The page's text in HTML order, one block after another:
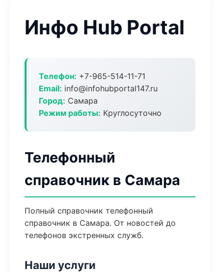
Инфо Hub Portal
Телефон: +7-965-514-11-71
Email: info@infohubportal147.ru
Город: Самара
Режим работы: Круглосуточно
Телефонный
справочник в Самара
Полный справочник телефонный
справочник в Самара. От новостей до
телефонов экстренных служб.
Наши услуги